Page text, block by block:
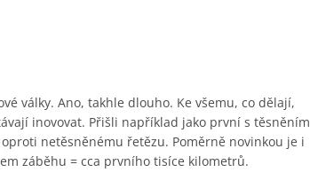
války. Ano, takhle dlouho. Ke všemu, co dělají,
inovovat. Přišli například jako první s těsněním
netěsněnému řetězu. Poměrně novinkou je i
záběhu = cca prvního tisíce kilometrů.